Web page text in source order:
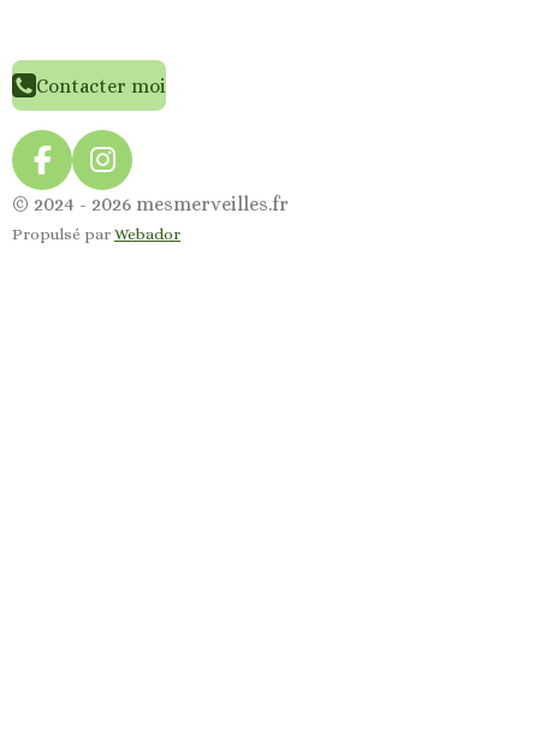
Contacter moi
F
a
c
I
n
s
© 2024 - 2026 mesmerveilles.fr
Propulsé par Webador